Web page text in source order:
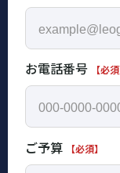
お電話番号 【必須
ご予算 【必須】